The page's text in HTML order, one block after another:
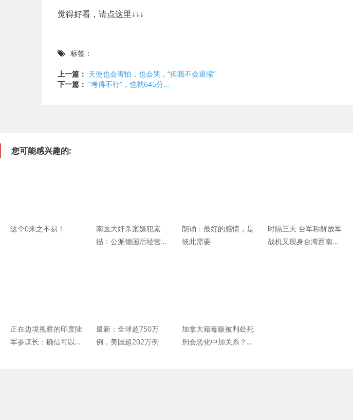
觉得好看，请点这里↓↓↓
标签：
上一篇： 天使也会害怕，也会哭，“但我不会退缩”
下一篇： “考得不行”，也就645分…
您可能感兴趣的:
这个0来之不易！
南医大奸杀案嫌犯素
描：公派德国后经营名
朗诵：最好的感情，是
彼此需要
时隔三天 台军称解放军
战机又现身台湾西南空
正在边境视察的印度陆
军参谋长：确信可以通
最新：全球超750万
例，美国超202万例
加拿大籍毒贩被判处死
刑会恶化中加关系？中